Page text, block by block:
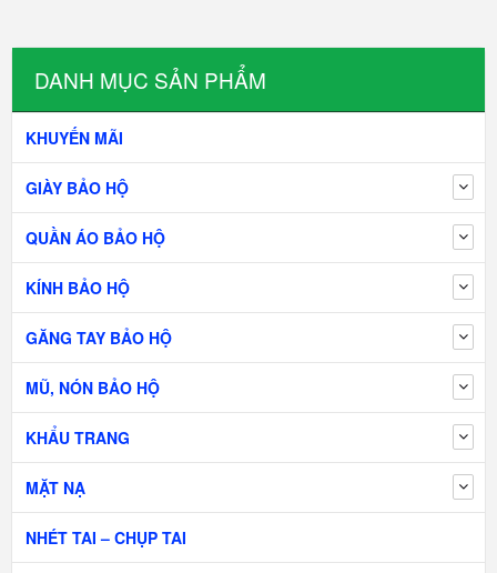
DANH MỤC SẢN PHẨM
KHUYẾN MÃI
GIÀY BẢO HỘ
QUẦN ÁO BẢO HỘ
KÍNH BẢO HỘ
GĂNG TAY BẢO HỘ
MŨ, NÓN BẢO HỘ
KHẨU TRANG
MẶT NẠ
NHÉT TAI – CHỤP TAI